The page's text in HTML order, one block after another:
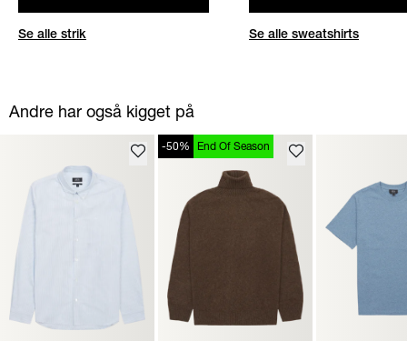
Se alle strik Se alle sweatshirts
Andre har også kigget på
-50% End Of Season